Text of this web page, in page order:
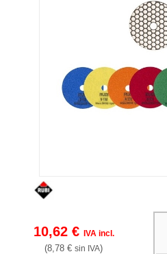
10,62 € IVA incl.
(8,78 €sin IVA)